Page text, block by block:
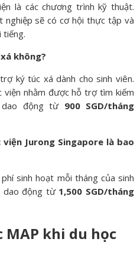
là các chương trình kỹ thuật.
nghiệp sẽ có cơ hội thực tập và
tiếng.
không?
ký túc xá dành cho sinh viên.
viện nhằm được hỗ trợ tìm kiếm
động từ 900 SGD/tháng
Jurong Singapore là bao
sinh hoạt mỗi tháng của sinh
dao động từ 1,500 SGD/tháng
MAP khi du học